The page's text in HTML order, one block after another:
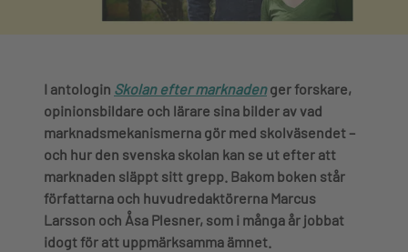
I antologin Skolan efter marknaden ger forskare,
opinionsbildare och lärare sina bilder av vad
marknadsmekanismerna gör med skolväsendet –
och hur den svenska skolan kan se ut efter att
marknaden släppt sitt grepp. Bakom boken står
författarna och huvudredaktörerna Marcus
Larsson och Åsa Plesner, som i många år jobbat
idogt för att uppmärksamma ämnet.